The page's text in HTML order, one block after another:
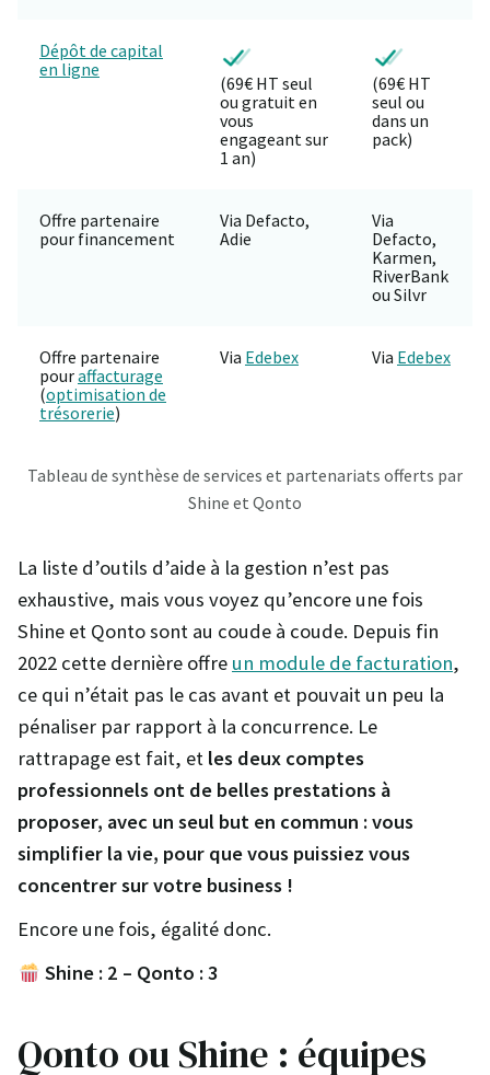
Dépôt de capital
en ligne
(69€ HT seul
ou gratuit en
vous
engageant sur
1 an)
(69€ HT
seul ou
dans un
pack)
Offre partenaire
pour financement
Via Defacto,
Adie
Via
Defacto,
Karmen,
RiverBank
ou Silvr
Offre partenaire
pouraffacturage
(optimisation de
trésorerie)
Via Edebex Via Edebex
Tableau de synthèse de services et partenariats offerts par
Shine et Qonto
La liste d’outils d’aide à la gestion n’est pas
exhaustive, mais vous voyez qu’encore une fois
Shine et Qonto sont au coude à coude. Depuis fin
2022 cette dernière offre un module de facturation,
ce qui n’était pas le cas avant et pouvait un peu la
pénaliser par rapport à la concurrence. Le
rattrapage est fait, et les deux comptes
professionnels ont de belles prestations à
proposer, avec un seul but en commun : vous
simplifier la vie, pour que vous puissiez vous
concentrer sur votre business !
Encore une fois, égalité donc.
Shine : 2 – Qonto : 3
Qonto ou Shine : équipes